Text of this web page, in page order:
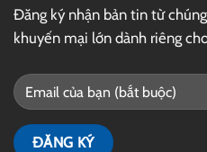
Đăng ký nhận bản tin từ
khuyến mại lớn dành riêng